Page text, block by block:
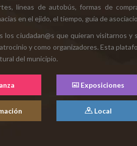
líneas de autobús, formas de
en el ejido, el tiempo, guía de
ciudadan@s que quieran visitarnos
y como organizadores. Esta
del municipio.
Exposiciones
Local